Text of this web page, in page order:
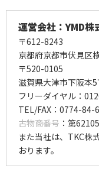
運営会社：YMD株
〒612-8243
京都府京都市伏見区
〒520-0105
滋賀県大津市下阪本
フリーダイヤル：
TEL/FAX：0774-84-
古物商番号 ：第
また当社は、TKC株
おります。